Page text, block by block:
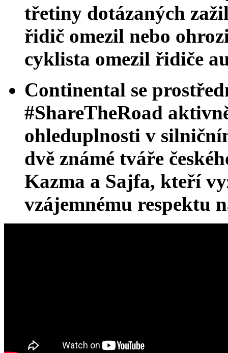
třetiny dotázaných
řidič omezil nebo
cyklista omezil řidiče
Continental se
#ShareTheRoad
ohleduplnosti v
dvě známé tváře
Kazma a Sajfa, kteří
vzájemnému respektu